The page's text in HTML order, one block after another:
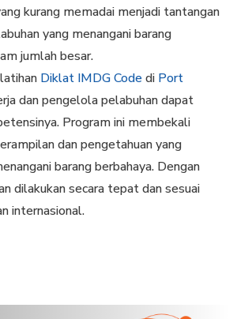
kurang memadai menjadi tantangan
yang menangani barang
jumlah besar.
Diklat IMDG Codedi Port
dan pengelola pelabuhan dapat
Program ini membekali
dan pengetahuan yang
barang berbahaya. Dengan
dilakukan secara tepat dan sesuai
internasional.